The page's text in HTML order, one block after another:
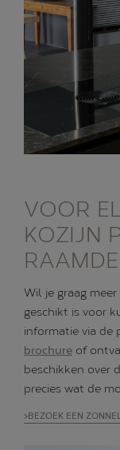
VOOR
KOZIJN
Wil je graag
geschikt is voor
informatie via de
brochure of
beschikken over
precies wat de
>BEZOEK EEN